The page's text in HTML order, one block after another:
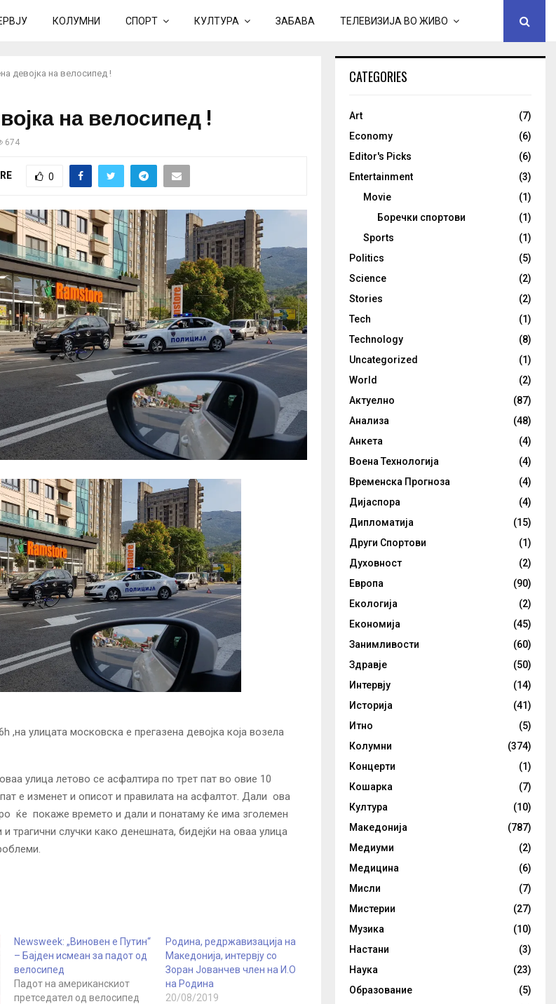
КОЛУМНИ СПОРТ КУЛТУРА ЗАБАВА ТЕЛЕВИЗИЈА ВО ЖИВО
девојка на велосипед !
на велосипед !
674
0
,на улицата московска е прегазена девојка која возела
улица летово се асфалтира по трет пат во овие 10
е изменет и описот и правилата на асфалтот. Дали ова
ќе покаже времето и дали и понатаму ќе има зголемен
и трагични случки како денешната, бидејќи на оваа улица
Newsweek: „Виновен е Путин“
– Бајден исмеан за падот од
велосипед
Падот на американскиот
претседател од велосипед
Родина, редржавизација на
Македонија, интервју со
Зоран Јованчев член на И.О
на Родина
20/08/2019
CATEGORIES
Art
(7)
Economy
(6)
Editor's Picks
(6)
Entertainment
(3)
Movie
(1)
Боречки спортови
(1)
Sports
(1)
Politics
(5)
Science
(2)
Stories
(2)
Tech
(1)
Technology
(8)
Uncategorized
(1)
World
(2)
Актуелно
(87)
Анализа
(48)
Анкета
(4)
Воена Технологија
(4)
Временска Прогноза
(4)
Дијаспора
(4)
Дипломатија
(15)
Други Спортови
(1)
Духовност
(2)
Европа
(90)
Екологија
(2)
Економија
(45)
Занимливости
(60)
Здравје
(50)
Интервју
(14)
Историја
(41)
Итно
(5)
Колумни
(374)
Концерти
(1)
Кошарка
(7)
Култура
(10)
Македонија
(787)
Медиуми
(2)
Медицина
(6)
Мисли
(7)
Мистерии
(27)
Музика
(10)
Настани
(3)
Наука
(23)
Образование
(5)